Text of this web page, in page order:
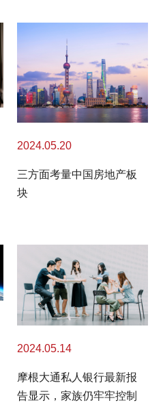
2024.05.20
三方面考量中国房地产板
块
2024.05.14
摩根大通私人银行最新报
告显示，家族仍牢牢控制